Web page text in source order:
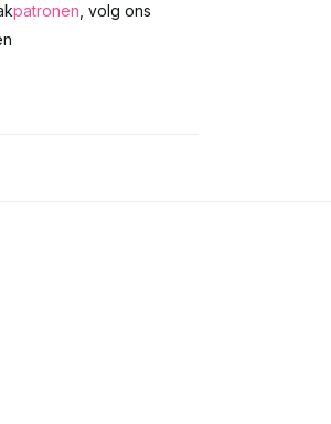
patronen , volg ons